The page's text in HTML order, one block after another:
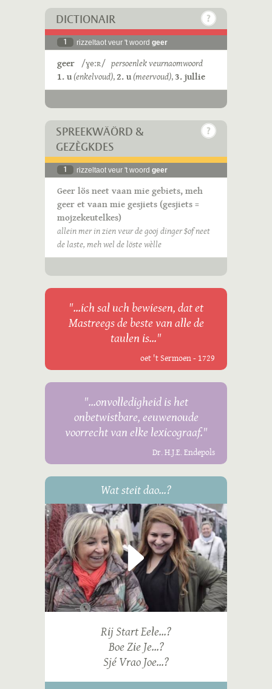
DICTIONAIR
1 rizzeltaot veur 't woord geer
geer /ɣeːʀ/ persoenlek veurnaomwoord
1. u(enkelvoud),2. u(meervoud),3. jullie
SPREEKWÄÖRD &
GEZÈGKDES
1 rizzeltaot veur 't woord geer
Geer lös neet vaan mie gebiets, meh
geer et vaan mie gesjiets (gesjiets =
mojzekeutelkes)
allein mer in zien veur de gooj dinger $of neet
de laste, meh wel de löste wèlle
"...ich sal uch bewiesen, dat et
Mastreegs de beste van alle de
taulen is..."
oet 't Sermoen - 1729
"...onvolledigheid is het
onbetwistbare, eeuwenoude
voorrecht van elke lexicograaf."
Dr. H.J.E. Endepols
Wat steit dao...?
Rij Start Eele...?
Boe Zie Je...?
Sjé Vrao Joe...?